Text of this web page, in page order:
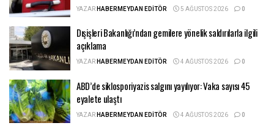
YAZARHABERMEYDAN EDITÖR 5 AĞUSTOS 2026 0
Dışişleri Bakanlığı’ndan gemilere yönelik saldırılarla ilgili
açıklama
YAZARHABERMEYDAN EDITÖR 4 AĞUSTOS 2026 0
ABD’de siklosporiyazis salgını yayılıyor: Vaka sayısı 45
eyalete ulaştı
YAZARHABERMEYDAN EDITÖR 4 AĞUSTOS 2026 0